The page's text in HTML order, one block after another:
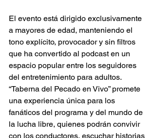
El evento está dirigido exclusivamente
a mayores de edad, manteniendo el
tono explícito, provocador y sin filtros
que ha convertido al podcast en un
espacio popular entre los seguidores
del entretenimiento para adultos.
“Taberna del Pecado en Vivo” promete
una experiencia única para los
fanáticos del programa y del mundo de
la lucha libre, quienes podrán convivir
con los conductores, escuchar historias